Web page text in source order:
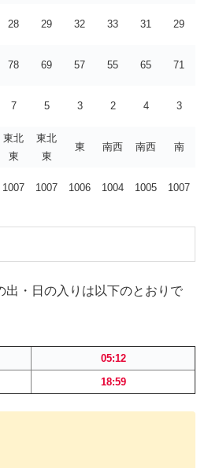
28 29 32 33 31 29
78 69 57 55 65 71
7 5 3 2 4 3
東北
東
東北
東
東 南西 南西 南
1007 1007 1006 1004 1005 1007
出・日の入りは以下のとおりで
05:12
18:59